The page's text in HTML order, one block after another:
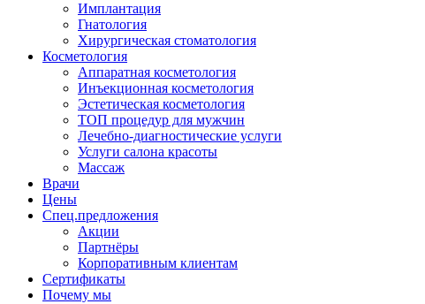
Имплантация
Гнатология
Хирургическая стоматология
Косметология
Аппаратная косметология
Инъекционная косметология
Эстетическая косметология
ТОП процедур для мужчин
Лечебно-диагностические услуги
Услуги салона красоты
Массаж
Врачи
Цены
Спец.предложения
Акции
Партнёры
Корпоративным клиентам
Сертификаты
Почему мы